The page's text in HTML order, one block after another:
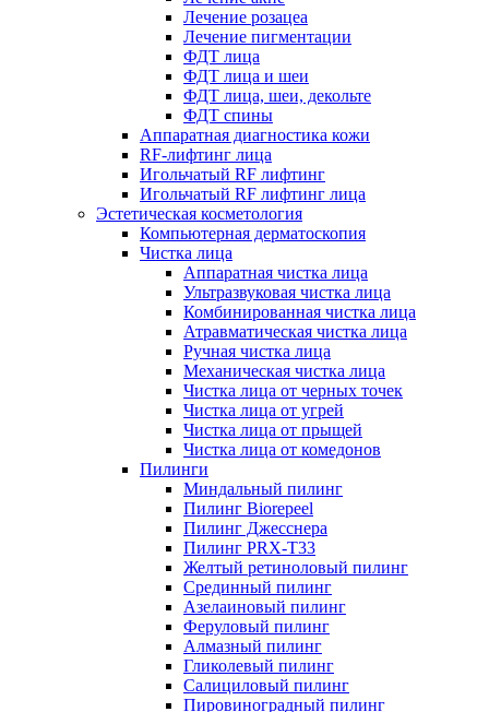
Лечение розацеа
Лечение пигментации
ФДТ лица
ФДТ лица и шеи
ФДТ лица, шеи, декольте
ФДТ спины
Аппаратная диагностика кожи
RF-лифтинг лица
Игольчатый RF лифтинг
Игольчатый RF лифтинг лица
Эстетическая косметология
Компьютерная дерматоскопия
Чистка лица
Аппаратная чистка лица
Ультразвуковая чистка лица
Комбинированная чистка лица
Атравматическая чистка лица
Ручная чистка лица
Механическая чистка лица
Чистка лица от черных точек
Чистка лица от угрей
Чистка лица от прыщей
Чистка лица от комедонов
Пилинги
Миндальный пилинг
Пилинг Biorepeel
Пилинг Джесснера
Пилинг PRX-T33
Желтый ретиноловый пилинг
Срединный пилинг
Азелаиновый пилинг
Феруловый пилинг
Алмазный пилинг
Гликолевый пилинг
Салициловый пилинг
Пировиноградный пилинг